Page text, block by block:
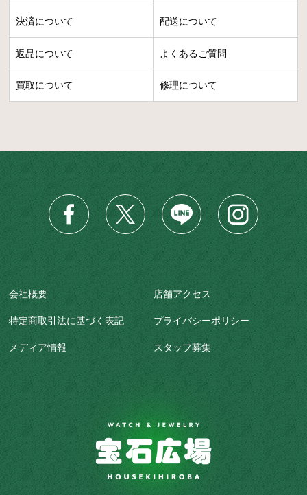
決済について 配送について
返品について よくあるご質問
買取について 修理について
会社概要 店舗アクセス
特定商取引法に基づく表記 プライバシーポリシー
メディア情報 スタッフ募集